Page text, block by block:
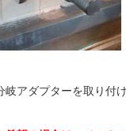
アダプターを取り付